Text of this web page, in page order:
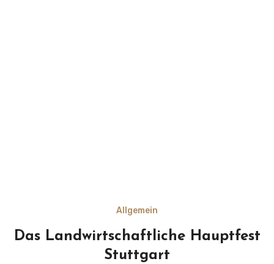
Allgemein
Das Landwirtschaftliche Hauptfest
Stuttgart